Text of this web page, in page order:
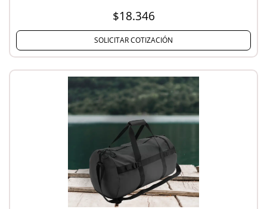
$18.346
SOLICITAR COTIZACIÓN